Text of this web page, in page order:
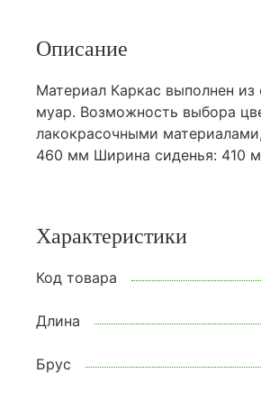
Описание
Материал Каркас выполнен
муар. Возможность выбора
лакокрасочными
460 мм Ширина сиденья: 410
Характеристики
Код товара
Длина
Брус